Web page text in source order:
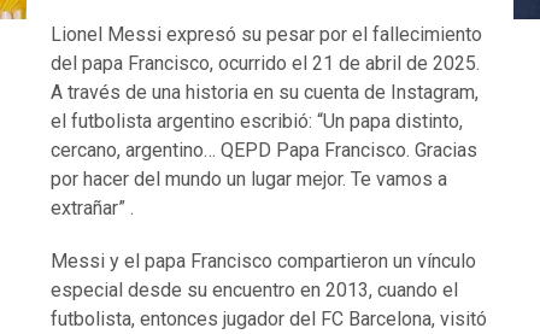
Lionel Messi expresó su pesar por el fallecimiento
del papa Francisco, ocurrido el 21 de abril de 2025.
A través de una historia en su cuenta de Instagram,
el futbolista argentino escribió: “Un papa distinto,
cercano, argentino… QEPD Papa Francisco. Gracias
por hacer del mundo un lugar mejor. Te vamos a
extrañar” .​
Messi y el papa Francisco compartieron un vínculo
especial desde su encuentro en 2013, cuando el
futbolista, entonces jugador del FC Barcelona, visitó